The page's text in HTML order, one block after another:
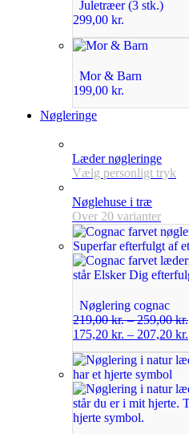
Juletræer (3 stk.)
299,00 kr.
Mor & Barn
199,00 kr.
Nøgleringe
Læder nøgleringe
Vælg personligt tryk
Nøglehuse i træ
Over 20 varianter
Nøglering cognac
219,00kr.–259,00kr.
175,20 kr. – 207,20 kr.